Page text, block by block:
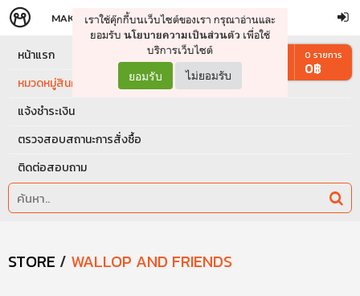
จัดการรถเข็น ดำเนินการต่อ
MAKERS STORE
เราใช้คุ๊กกี้บนเว็บไซต์ของเรา กรุณาอ่านและ
ยอมรับ นโยบายความเป็นส่วนตัว เพื่อใช้
บริการเว็บไซต์
ยอมรับ ไม่ยอมรับ
หน้าแรก
หมวดหมู่สินค้า
แจ้งชำระเงิน
ตรวจสอบสถานะการสั่งซื้อ
ติดต่อสอบถาม
0 รายการ
0฿
STORE / WALLOP AND FRIENDS